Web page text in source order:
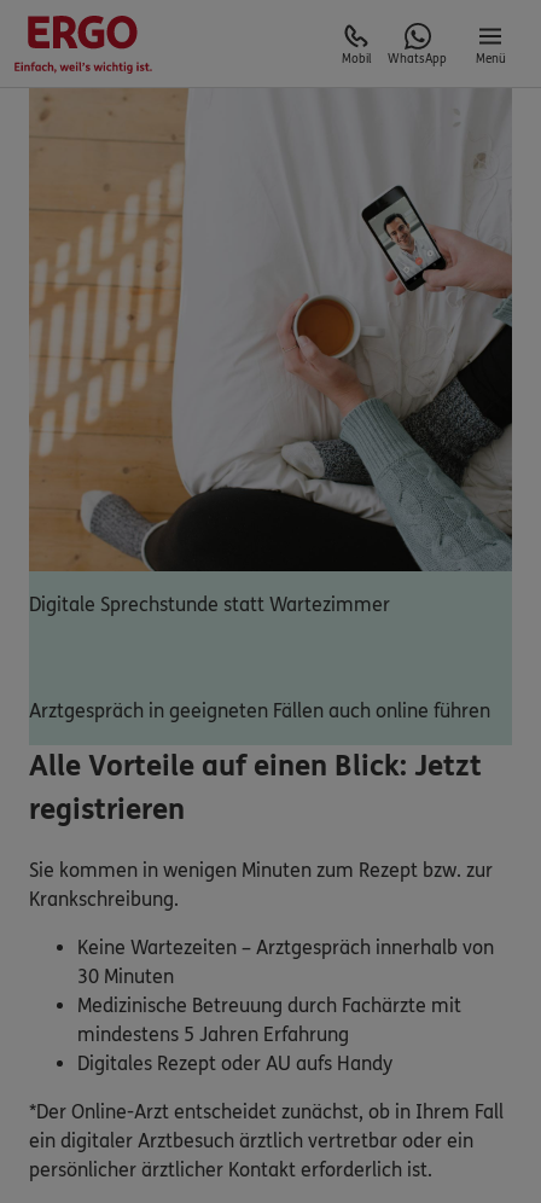
Mobil WhatsApp Menü
Digitale Sprechstunde statt Wartezimmer
Arztgespräch in geeigneten Fällen auch online führen
Alle Vorteile auf einen Blick: Jetzt
registrieren
Sie kommen in wenigen Minuten zum Rezept bzw. zur
Krankschreibung.
Keine Wartezeiten – Arztgespräch innerhalb von
30 Minuten
Medizinische Betreuung durch Fachärzte mit
mindestens 5 Jahren Erfahrung
Digitales Rezept oder AU aufs Handy
*Der Online-Arzt entscheidet zunächst, ob in Ihrem Fall
ein digitaler Arztbesuch ärztlich vertretbar oder ein
persönlicher ärztlicher Kontakt erforderlich ist.